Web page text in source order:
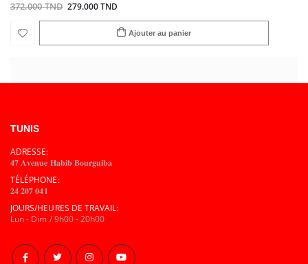
372.000 TND 279.000 TND
Ajouter au panier
TUNIS
ADRESSE:
𝟒𝟕 𝐀𝐯𝐞𝐧𝐮𝐞 𝐇𝐚𝐛𝐢𝐛 𝐁𝐨𝐮𝐫𝐠𝐮𝐢𝐛𝐚
TÉLÉPHONE:
𝟐𝟒 𝟐𝟎𝟕 𝟎𝟒𝟏
JOURS/HEURES DE TRAVAIL:
Lun - Dim / 9h00 - 20h00